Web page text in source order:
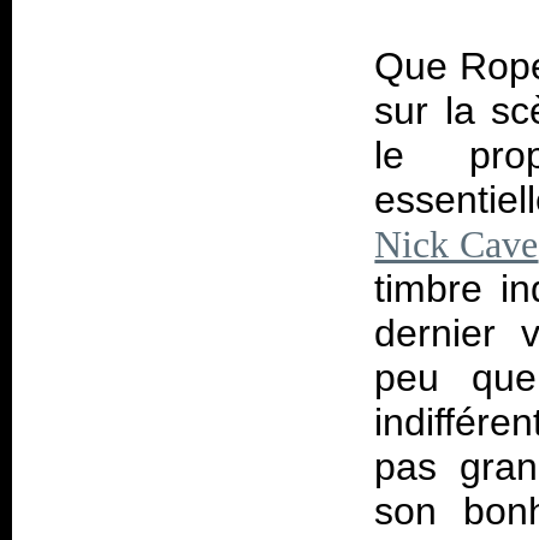
Que
sur la
le
Nick Cave
timbre
dernier
peu
pas
son